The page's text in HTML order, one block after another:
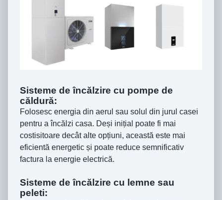
Sisteme de încălzire cu pompe de
căldură:
Folosesc energia din aerul sau solul din jurul casei
pentru a încălzi casa. Deși inițial poate fi mai
costisitoare decât alte opțiuni, această este mai
eficientă energetic și poate reduce semnificativ
factura la energie electrică.
Sisteme de încălzire cu lemne sau
peleti: